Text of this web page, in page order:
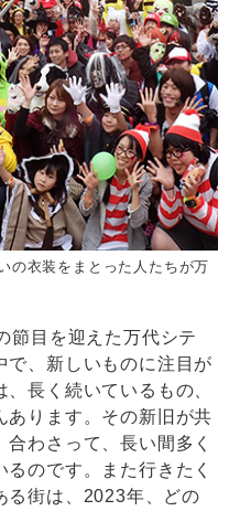
の衣装をまとった人たちが万
目を迎えた万代シテ
で、新しいものに注目が
長く続いているもの、
あります。その新旧が共
わさって、長い間多く
のです。また行きたく
る街は、2023年、どの